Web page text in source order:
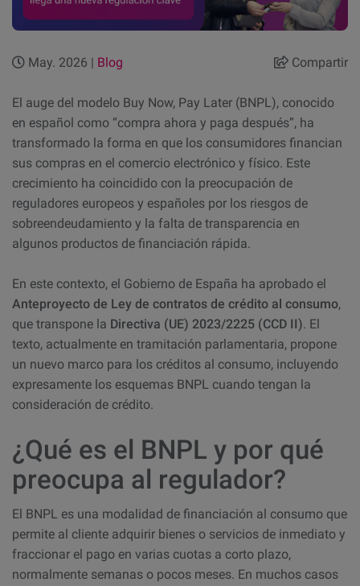
May. 2026 | Blog Compartir
El auge del modelo Buy Now, Pay Later (BNPL), conocido
en español como “compra ahora y paga después”, ha
transformado la forma en que los consumidores financian
sus compras en el comercio electrónico y físico. Este
crecimiento ha coincidido con la preocupación de
reguladores europeos y españoles por los riesgos de
sobreendeudamiento y la falta de transparencia en
algunos productos de financiación rápida.
En este contexto, el Gobierno de España ha aprobado el
Anteproyecto de Ley de contratos de crédito al consumo,
que transpone la Directiva (UE) 2023/2225 (CCD II). El
texto, actualmente en tramitación parlamentaria, propone
un nuevo marco para los créditos al consumo, incluyendo
expresamente los esquemas BNPL cuando tengan la
consideración de crédito.
¿Qué es el BNPL y por qué
preocupa al regulador?
El BNPL es una modalidad de financiación al consumo que
permite al cliente adquirir bienes o servicios de inmediato y
fraccionar el pago en varias cuotas a corto plazo,
normalmente semanas o pocos meses. En muchos casos